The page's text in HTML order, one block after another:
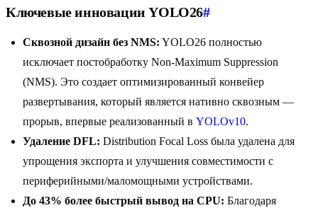
Ключевые инновации YOLO26#
Сквозной дизайн без NMS: YOLO26 полностью
исключает постобработку Non-Maximum Suppression
(NMS). Это создает оптимизированный конвейер
развертывания, который является нативно сквозным —
прорыв, впервые реализованный в YOLOv10.
Удаление DFL: Distribution Focal Loss была удалена для
упрощения экспорта и улучшения совместимости с
периферийными/маломощными устройствами.
До 43% более быстрый вывод на CPU: Благодаря